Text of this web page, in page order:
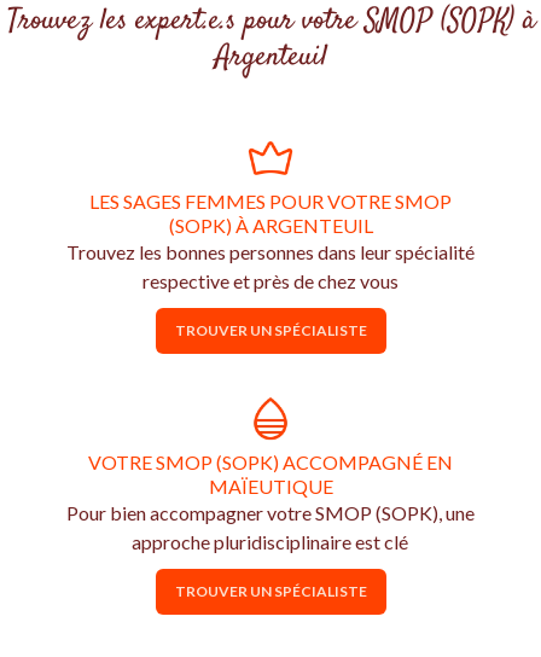
Trouvez les expert.e.s pour votre SMOP (SOPK) à
Argenteuil
LES SAGES FEMMES POUR VOTRE SMOP
(SOPK) À ARGENTEUIL
Trouvez les bonnes personnes dans leur spécialité
respective et près de chez vous
TROUVER UN SPÉCIALISTE
VOTRE SMOP (SOPK) ACCOMPAGNÉ EN
MAÏEUTIQUE
Pour bien accompagner votre SMOP (SOPK), une
approche pluridisciplinaire est clé
TROUVER UN SPÉCIALISTE